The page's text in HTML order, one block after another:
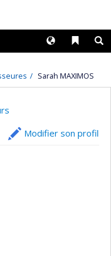
Liens
Langues
Sarah MAXIMOS
Modifier son profil